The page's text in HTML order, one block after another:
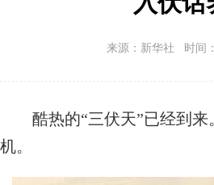
来源：新华社 时间
酷热的“三伏天”已经到来
机。